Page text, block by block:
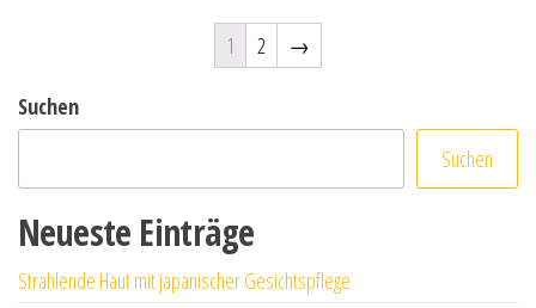
1 2 →
Suchen
Suchen
Neueste Einträge
Strahlende Haut mit japanischer Gesichtspflege